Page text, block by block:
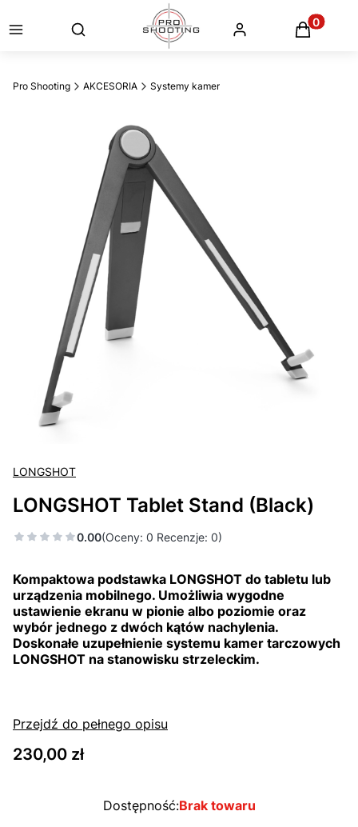
Otwórz wyszukiwarkę
Pro Shooting AKCESORIA Systemy kamer
LONGSHOT
LONGSHOT Tablet Stand (Black)
0.00(Oceny: 0 Recenzje: 0)
Kompaktowa podstawka LONGSHOT do tabletu lub
urządzenia mobilnego. Umożliwia wygodne
ustawienie ekranu w pionie albo poziomie oraz
wybór jednego z dwóch kątów nachylenia.
Doskonałe uzupełnienie systemu kamer tarczowych
LONGSHOT na stanowisku strzeleckim.
Przejdź do pełnego opisu
Cena
230,00 zł
Dostępność:Brak towaru